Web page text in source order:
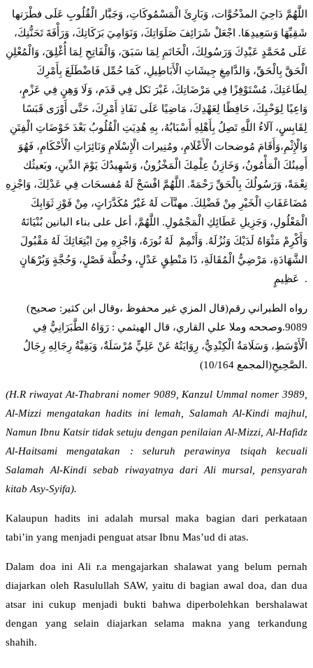
اللَّهُمَّ دَاحِيَ المدْحُوَّات، وَبَارِئَ الْمَسْمُوكَاتِ، وَجَبَّار الْقُلُوبِ عَلَى فطْرَتها
شَقِيِّهَا وَسَعِيدِهَا. اجْعَلْ شَرَائِفَ صَلَوَاتِكَ، وَنَوَامِيَ بَرَكَاتِكَ، وَرَأْفَةَ تَحَنُّنِكَ،
عَلَى مُحَمَّدٍ عَبْدِكَ وَرَسُولِكَ، الْخَاتَمِ لِمَا سَبَقَ، وَالْفَاتِحِ لِمَا أُغْلِقَ، وَالْمُعْلِنِ
الْحَقَّ بِالْحَقِّ، وَالدَّامِغِ جِيشَاتِ الْأَبَاطِيلِ، كَمَا حُمِّل فَاضْطَلَعَ بِأَمْرِكَ
لِطَاعَتِكَ، مُسْتَوْفِزًا فِي مَرْضَاتِكَ، غَيْرَ نَكل فِي قَدَم، وَلَا وَهِنٍ فِي عَزْمٍ،
وَاعِيًا لِوَحْيِكَ، حَافِظًا لِعَهْدِكَ، مَاضِيًا عَلَى نَفَاذِ أَمْرِكَ، حَتَّى أَوْرَى قَبَسًا
لِقَابِسٍ، آلَاءُ اللَّهِ تَصِلُ بِأَهْلِهِ أَسْبَابُهُ، بِهِ هُدِيَتِ الْقُلُوبُ بَعْدَ خَوْضَاتِ الْفِتَنِ
وَالْإِثْمِ،وَأَقَامَ مُوضحات الْأَعْلَامِ، ومُنِيرات الْإِسْلَامِ وَنَائِرَاتِ الْأَحْكَامِ، فَهُوَ
أَمِينُكَ الْمَأْمُونُ، وَخَازِنُ عِلْمِكَ الْمَخْزُونُ، وَشَهِيدُكَ يَوْمَ الدِّينِ، وبَعيثُك
نِعْمَةً، وَرَسُولُكَ بِالْحَقِّ رَحْمَةً. اللَّهُمَّ افْسَحْ لَهُ مُفسحَات فِي عَدْلِكَ، وَاجْزِهِ
مُضَاعَفَاتِ الْخَيْرِ مِنْ فَضْلِكَ. مهنَّآت لَهُ غَيْرُ مُكَدَّرَاتٍ، مِنْ فَوْزِ ثَوَابِكَ
الْمَعْلُولِ، وَجَزِيلِ عَطَائِكِ الْمَجْمُولِ. اللَّهُمَّ، أعل على بناء البانين بُنْيَانَهُ
وَأَكْرِمْ مَثْوَاهُ لَدَيْكَ وَنُزُلَهُ. وَأَتْمِمْ لَهُ نُورَهُ، وَاجْزِهِ مِنَ ابْتِعَاثِكَ لَهُ مَقْبُولَ
الشَّهَادَةِ، مَرْضِيُّ الْمُقَالَةِ، ذَا مَنْطِقٍ عَدْلٍ، وخُطَّة فَصْلٍ، وَحُجَّةٍ وَبُرْهَانٍ
عَظِيمٍ .
(قال المزي غير محفوظ ،وقال ابن كثير: صحيح)رواه الطبراني رقم
9089.وصححه وملا علي القاري، قال الهيثمي : رَوَاهُ الطَّبَرَانِيُّ فِي
الْأَوْسَطِ، وَسَلَامَةُ الْكِنْدِيُّ، رِوَايَتُهُ عَنْ عَلِيٍّ مُرْسَلَةٌ، وَبَقِيَّةُ رِجَالِهِ رِجَالُ
الصَّحِيحِ(المجمع 10/164).
(H.R riwayat At-Thabrani nomer 9089, Kanzul Ummal nomer 3989,
Al-Mizzi mengatakan hadits ini lemah, Salamah Al-Kindi majhul,
Namun Ibnu Katsir tidak setuju dengan penilaian Al-Mizzi, Al-Hafidz
Al-Haitsami mengatakan : seluruh perawinya tsiqah kecuali
Salamah Al-Kindi sebab riwayatnya dari Ali mursal, pensyarah
kitab Asy-Syifa).
Kalaupun hadits ini adalah mursal maka bagian dari perkataan
tabi’in yang menjadi penguat atsar Ibnu Mas’ud di atas.
Dalam doa ini Ali r.a mengajarkan shalawat yang belum pernah
diajarkan oleh Rasulullah SAW, yaitu di bagian awal doa, dan dua
atsar ini cukup menjadi bukti bahwa diperbolehkan bershalawat
dengan yang selain diajarkan selama makna yang terkandung
shahih.